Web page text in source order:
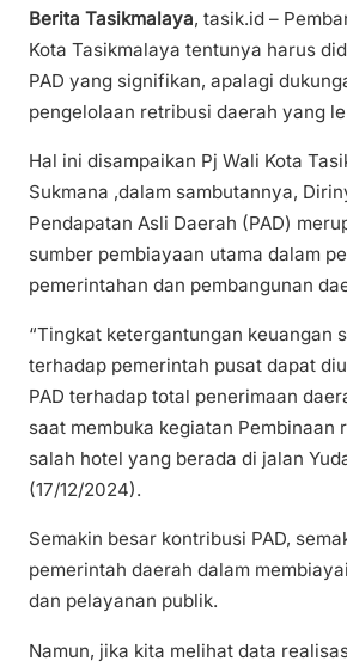
Berita Tasikmalaya, tasik.id –
Kota Tasikmalaya tentunya harus
PAD yang signifikan, apalagi
pengelolaan retribusi daerah yang
Hal ini disampaikan Pj Wali Kota
Sukmana ,dalam sambutannya,
Pendapatan Asli Daerah (PAD)
sumber pembiayaan utama dalam
pemerintahan dan pembangunan
“Tingkat ketergantungan keuangan
terhadap pemerintah pusat dapat
PAD terhadap total penerimaan
saat membuka kegiatan Pembinaan
salah hotel yang berada di jalan
(17/12/2024).
Semakin besar kontribusi PAD,
pemerintah daerah dalam
dan pelayanan publik.
Namun, jika kita melihat data